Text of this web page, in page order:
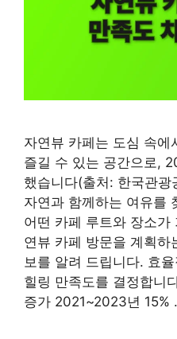
자연뷰 카페는 도심 속에
즐길 수 있는 공간으로,
했습니다(출처: 한국관
자연과 함께하는 여유를
어떤 카페 루트와 장소가
연뷰 카페 방문을 계획하
보를 알려 드립니다. 효
힐링 만족도를 결정합니
증가 2021~2023년 15%